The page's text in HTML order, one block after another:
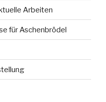
Arbeiten
für Aschenbrödel